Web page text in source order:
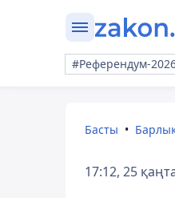
#Референдум-
Басты
17:12, 25